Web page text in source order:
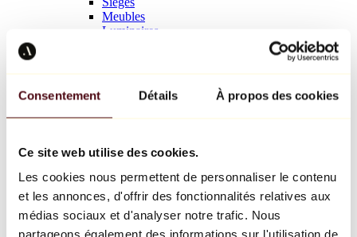
Consentement Détails À propos des cookies
Ce site web utilise des cookies.
Les cookies nous permettent de personnaliser le contenu
et les annonces, d'offrir des fonctionnalités relatives aux
médias sociaux et d'analyser notre trafic. Nous
partageons également des informations sur l'utilisation de
Meubles
Luminaires
Richard Orlinski
Keith Haring
Jeff Koons
Jean-Michel Basquiat
Tous les designers
Œuvre de la semaine